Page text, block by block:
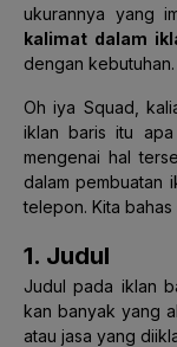
ukurannya yang
kalimat dalam
dengan kebutuhan.
Oh iya Squad,
iklan baris itu apa
mengenai hal
dalam pembuatan
telepon. Kita bahas
1. Judul
Judul pada iklan
kan banyak yang
atau jasa yang